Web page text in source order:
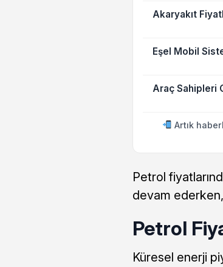
Akaryakıt
Eşel Mobil
Araç Sahipleri
Artık
Petrol
devam
Petrol
Küresel enerji